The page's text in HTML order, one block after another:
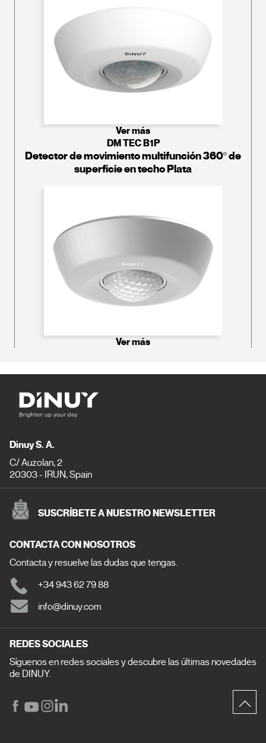
Ver más
DM TEC B1P
Detector de movimiento multifunción 360º de
superficie en techo Plata
Ver más
Dinuy S. A.
C/ Auzolan, 2
20303 - IRUN, Spain
SUSCRÍBETE A NUESTRO NEWSLETTER
CONTACTA CON NOSOTROS
Contacta y resuelve las dudas que tengas.
+34 943 62 79 88
info@dinuy.com
REDES SOCIALES
Síguenos en redes sociales y descubre las últimas novedades
de DINUY.